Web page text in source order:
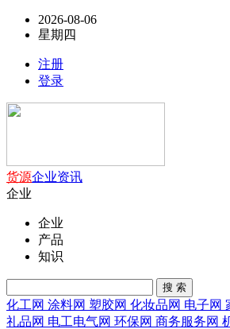
2026-08-06
星期四
注册
登录
货源企业资讯
企业
企业
产品
知识
搜 索
化工网 涂料网 塑胶网 化妆品网 电子网
礼品网 电工电气网 环保网 商务服务网